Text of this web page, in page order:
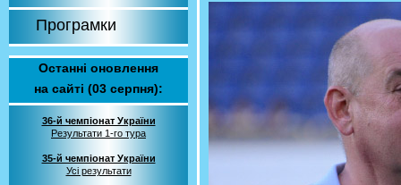
Програмки
Останні оновлення
на сайті (03 серпня):
36-й чемпіонат України
Результати 1-го тура
35-й чемпіонат України
Усі результати